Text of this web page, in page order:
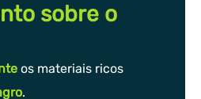
sobre o
os materiais ricos
.